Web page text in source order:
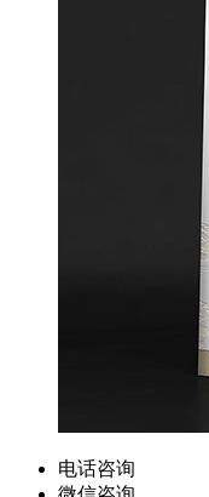
电话咨询